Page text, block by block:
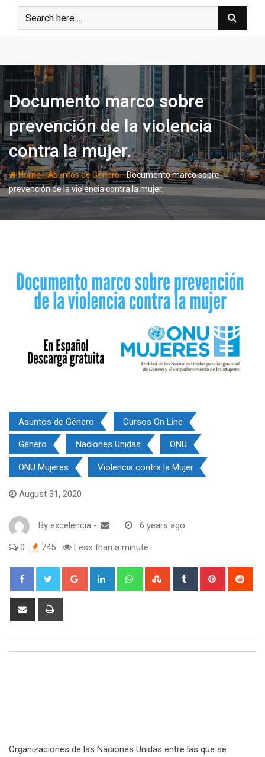
Documento marco sobre
prevención de la violencia
contra la mujer.
Home-Asuntos de Género-Documento marco sobre
prevención de la violencia contra la mujer.
Asuntos de Género Cursos On Line
Género Naciones Unidas ONU
ONU Mujeres Violencia contra la Mujer
August 31, 2020
By excelencia - 6 years ago
0 745 Less than a minute
Google+ LinkedIn WhatsappStumbleUpon
Tumblr Pinterest
Share
Organizaciones de las Naciones Unidas entre las que se